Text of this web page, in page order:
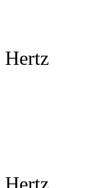
Hertz
Hertz